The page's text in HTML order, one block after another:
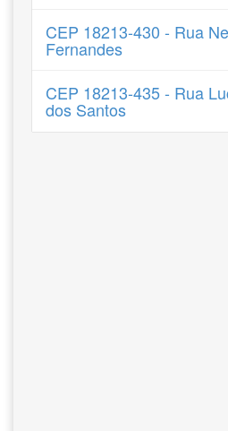
CEP 18213-430 - Rua
Fernandes
CEP 18213-435 - Rua
dos Santos